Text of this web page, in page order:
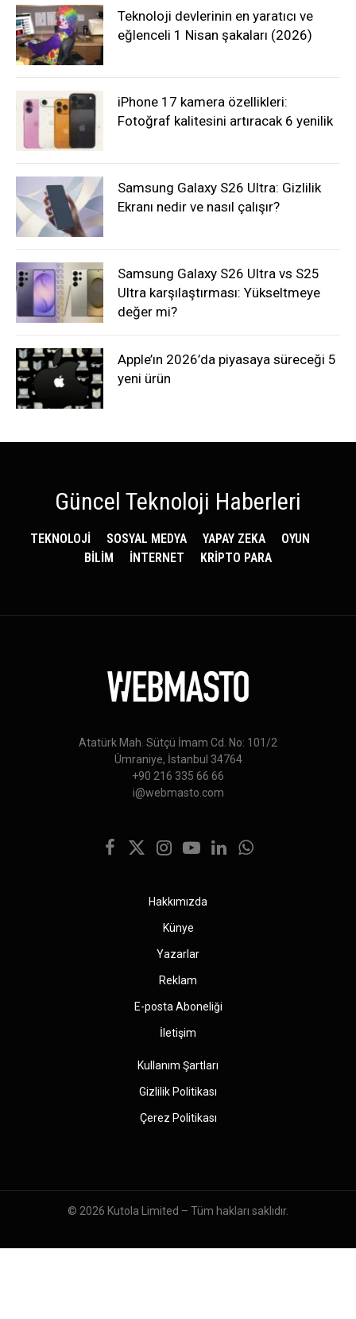
Teknoloji devlerinin en yaratıcı ve
eğlenceli 1 Nisan şakaları (2026)
iPhone 17 kamera özellikleri:
Fotoğraf kalitesini artıracak 6 yenilik
Samsung Galaxy S26 Ultra: Gizlilik
Ekranı nedir ve nasıl çalışır?
Samsung Galaxy S26 Ultra vs S25
Ultra karşılaştırması: Yükseltmeye
değer mi?
Apple’ın 2026’da piyasaya süreceği 5
yeni ürün
Güncel Teknoloji Haberleri
TEKNOLOJİ SOSYAL MEDYA YAPAY ZEKA
OYUN
BİLİM
İNTERNET KRİPTO PARA
Atatürk Mah. Sütçü İmam Cd. No: 101/2
Ümraniye, İstanbul 34764
+90 216 335 66 66
i@webmasto.com
Facebook
X
Instagram
YouTubeLinkedInWhatsApp
Hakkımızda
Künye
Yazarlar
Reklam
E-posta Aboneliği
İletişim
Kullanım Şartları
Gizlilik Politikası
Çerez Politikası
© 2026 Kutola Limited – Tüm hakları saklıdır.